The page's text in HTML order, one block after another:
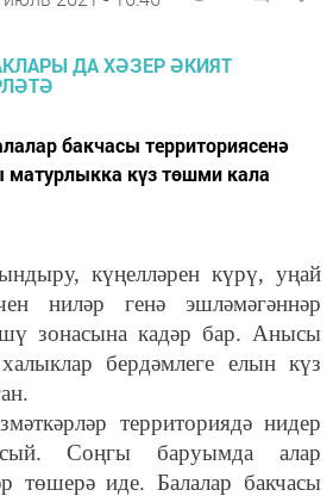
бакчасы территориясенә
матурлыкка күз төшми кала
күңелләрен күрү, уңай
ниләр генә эшләмәгәннәр
зонасына кадәр бар. Анысы
бердәмлеге елын күз
территориядә нидер
Соңгы баруымда алар
төшерә иде. Балалар бакчасы